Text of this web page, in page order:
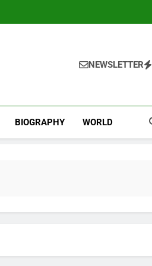
NEWSLETTER
BIOGRAPHY WORLD